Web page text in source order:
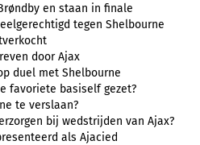
en staan in finale
tegen Shelbourne
door Ajax
duel met Shelbourne
favoriete basiself gezet?
te verslaan?
bij wedstrijden van Ajax?
als Ajacied